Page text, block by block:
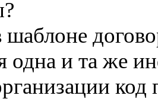
одна и та же